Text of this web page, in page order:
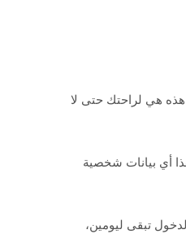
هذه هي لراحتك حتى لا
أي بيانات شخصية
تبقى ليومين،